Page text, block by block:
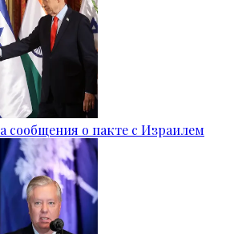
сообщения о пакте с Израилем